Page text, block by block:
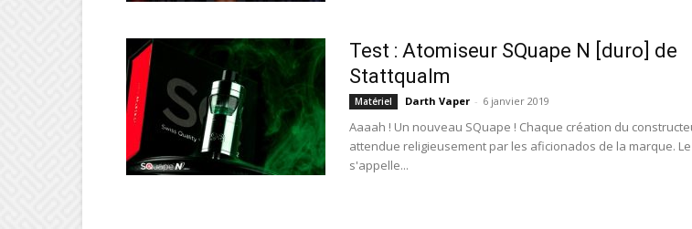
Test : Atomiseur SQuape N [duro] de
Stattqualm
Matériel Darth Vaper - 6 janvier 2019
Aaaah ! Un nouveau SQuape ! Chaque création du
attendue religieusement par les aficionados de la marque.
s'appelle...